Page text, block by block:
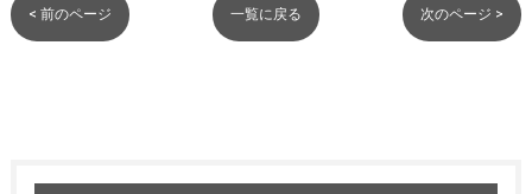
< 前のページ 一覧に戻る 次のページ >